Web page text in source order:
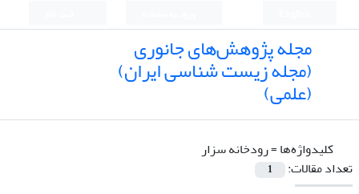
مجله پژوهش‌های جانوری
(مجله زیست شناسی ایران)
(علمی)
کلیدواژه‌ها =رودخانه سزار
تعداد مقالات:
1